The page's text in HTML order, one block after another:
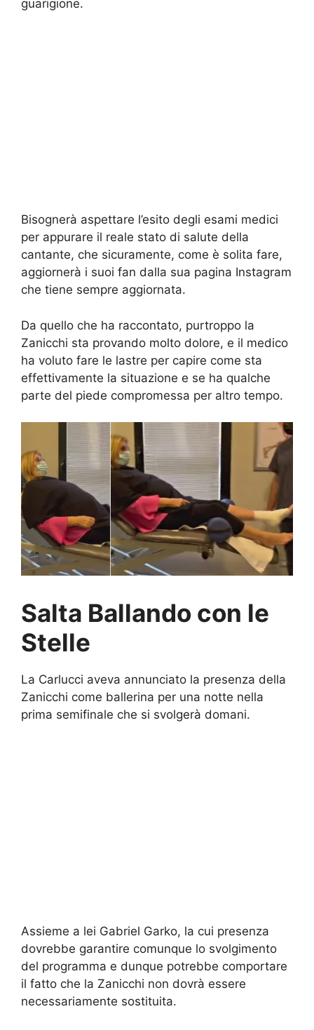
guarigione.
Bisognerà aspettare l’esito degli esami medici
per appurare il reale stato di salute della
cantante, che sicuramente, come è solita fare,
aggiornerà i suoi fan dalla sua pagina Instagram
che tiene sempre aggiornata.
Da quello che ha raccontato, purtroppo la
Zanicchi sta provando molto dolore, e il medico
ha voluto fare le lastre per capire come sta
effettivamente la situazione e se ha qualche
parte del piede compromessa per altro tempo.
Salta Ballando con le
Stelle
La Carlucci aveva annunciato la presenza della
Zanicchi come ballerina per una notte nella
prima semifinale che si svolgerà domani.
Assieme a lei Gabriel Garko, la cui presenza
dovrebbe garantire comunque lo svolgimento
del programma e dunque potrebbe comportare
il fatto che la Zanicchi non dovrà essere
necessariamente sostituita.